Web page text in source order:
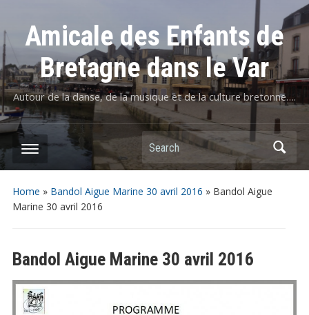
Amicale des Enfants de
Bretagne dans le Var
Autour de la danse, de la musique et de la culture bretonne….
Home » Bandol Aigue Marine 30 avril 2016 » Bandol Aigue
Marine 30 avril 2016
Bandol Aigue Marine 30 avril 2016